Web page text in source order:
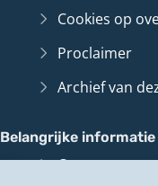
Cookies op
Proclaimer
Archief van
Belangrijke informatie
Contact en